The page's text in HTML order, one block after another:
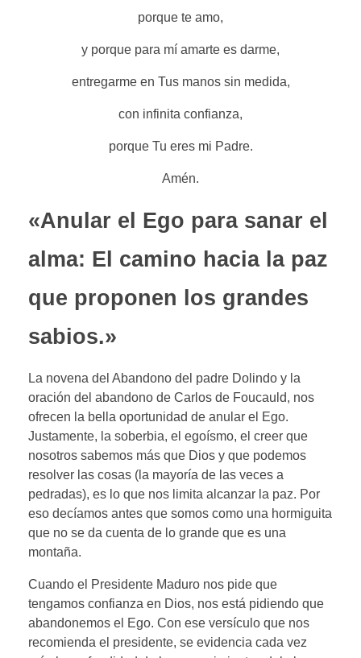
porque te amo,
y porque para mí amarte es darme,
entregarme en Tus manos sin medida,
con infinita confianza,
porque Tu eres mi Padre.
Amén.
«Anular el Ego para sanar el
alma: El camino hacia la paz
que proponen los grandes
sabios.»
La novena del Abandono del padre Dolindo y la
oración del abandono de Carlos de Foucauld, nos
ofrecen la bella oportunidad de anular el Ego.
Justamente, la soberbia, el egoísmo, el creer que
nosotros sabemos más que Dios y que podemos
resolver las cosas (la mayoría de las veces a
pedradas), es lo que nos limita alcanzar la paz. Por
eso decíamos antes que somos como una hormiguita
que no se da cuenta de lo grande que es una
montaña.
Cuando el Presidente Maduro nos pide que
tengamos confianza en Dios, nos está pidiendo que
abandonemos el Ego. Con ese versículo que nos
recomienda el presidente, se evidencia cada vez